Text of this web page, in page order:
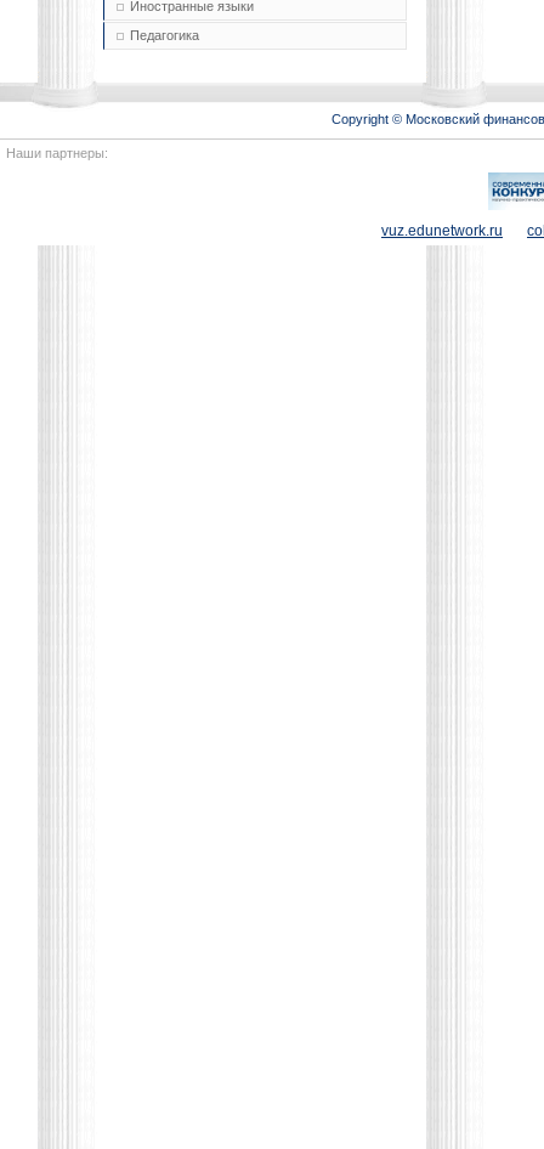
Иностранные языки
Педагогика
Copyright © Московский
Наши партнеры:
vuz.edunetwork.ru